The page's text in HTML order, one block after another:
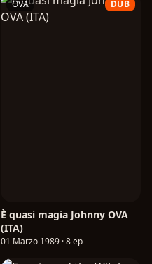
OVA DUB
È quasi magia Johnny OVA
(ITA)
01 Marzo 1989 · 8 ep